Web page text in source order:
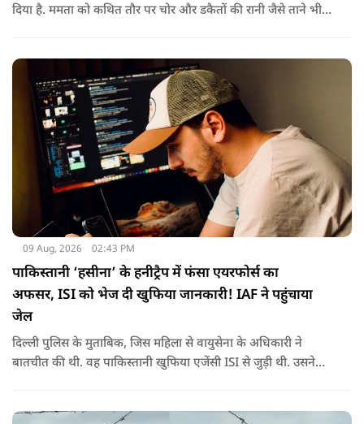
दिया है. ममता को कथित तौर पर चोर और डकैतों की रानी जैसे ताने भी
09 Aug, 2026 02:43 PM
पाकिस्तानी ‘हसीना’ के हनीट्रैप में फंसा एयरफोर्स का
अफसर, ISI को भेज दी खुफिया जानकारी! IAF ने पहुंचाया
जेल
दिल्ली पुलिस के मुताबिक, जिस महिला से वायुसेना के अधिकारी ने
बातचीत की थी. वह पाकिस्तानी खुफिया एजेंसी ISI से जुड़ी थी. उसने